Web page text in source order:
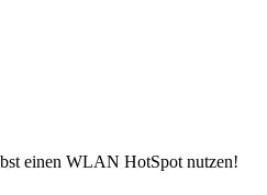
einen WLAN HotSpot nutzen!